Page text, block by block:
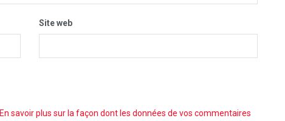
Site web
En savoir plus sur la façon dont les données de vos commentaires